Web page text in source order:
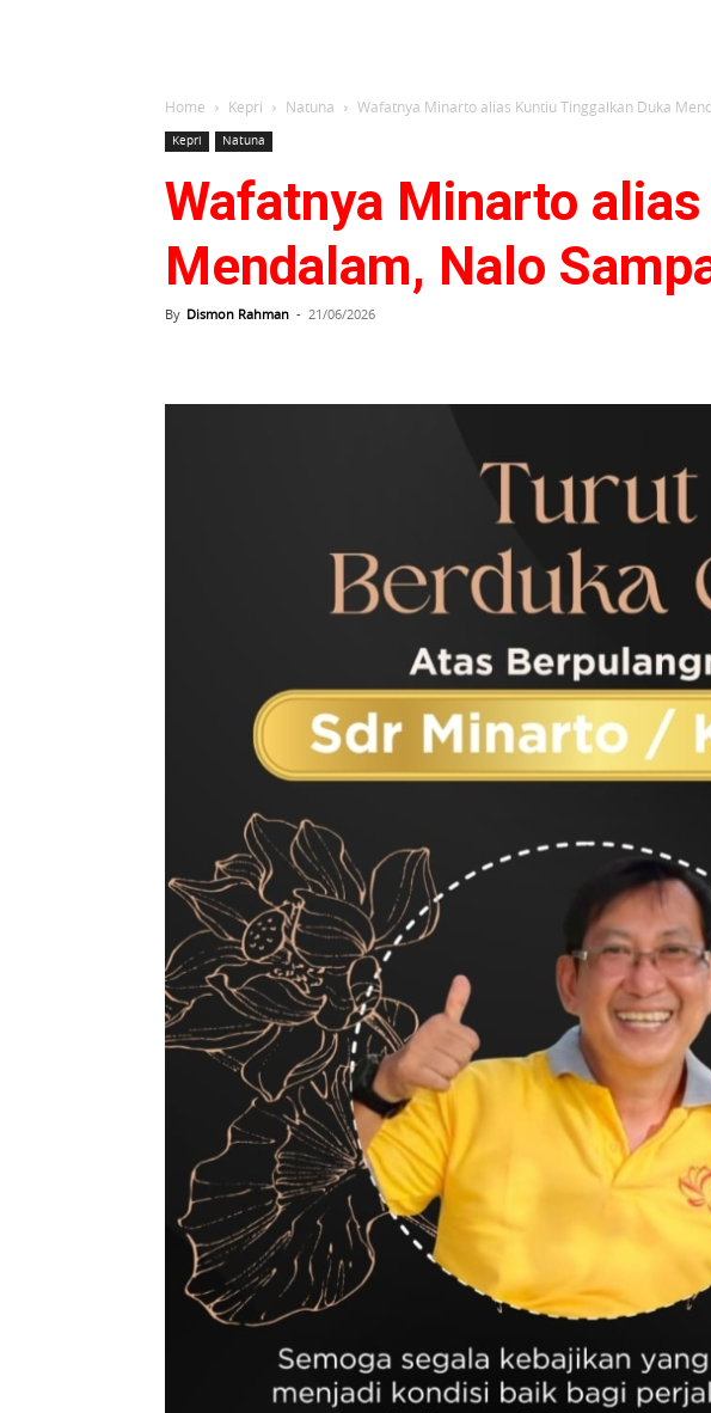
Home Kepri Natuna Wafatnya Minarto alias Kuntiu Tinggalkan Duka
Kepri Natuna
Wafatnya Minarto
Mendalam, Nalo
By Dismon Rahman - 21/06/2026